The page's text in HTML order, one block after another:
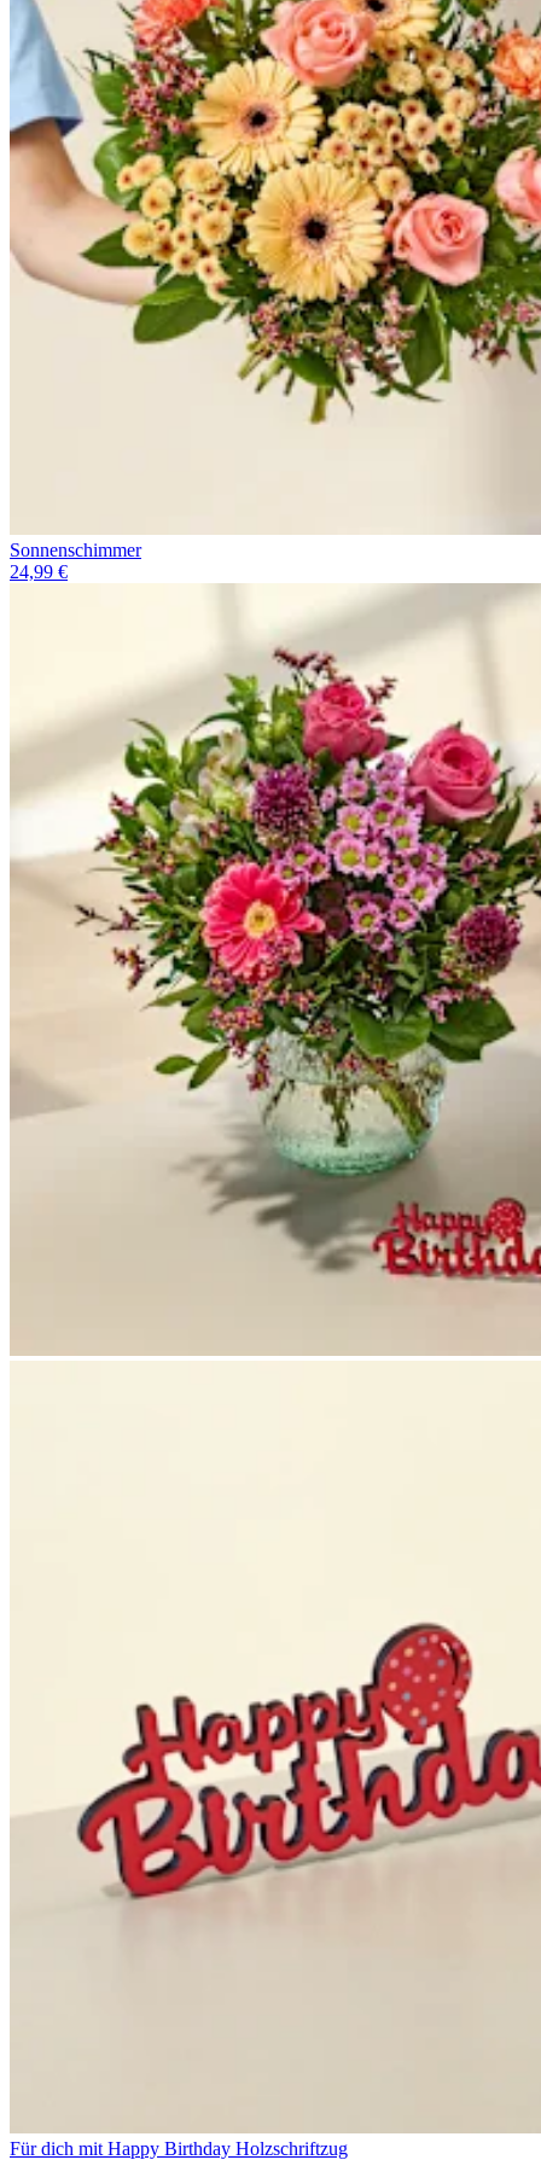
Sonnenschimmer
24,99 €
Für dich mit Happy Birthday Holzschriftzug